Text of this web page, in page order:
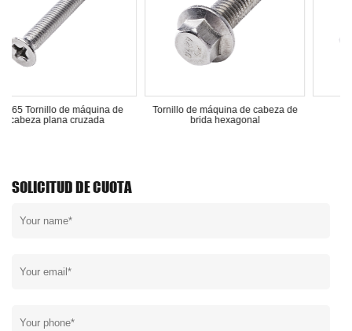
de
Tornillo de máquina de cabeza de
Tuerca hexagonal
SOLICITUD DE CUOTA